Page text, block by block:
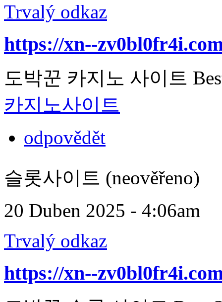
Trvalý odkaz
https://xn--
도박꾼 카지노 사이트
카지노사이트
odpovědět
슬롯사이트 (neověřeno)
20 Duben 2025 - 4:06am
Trvalý odkaz
https://xn--